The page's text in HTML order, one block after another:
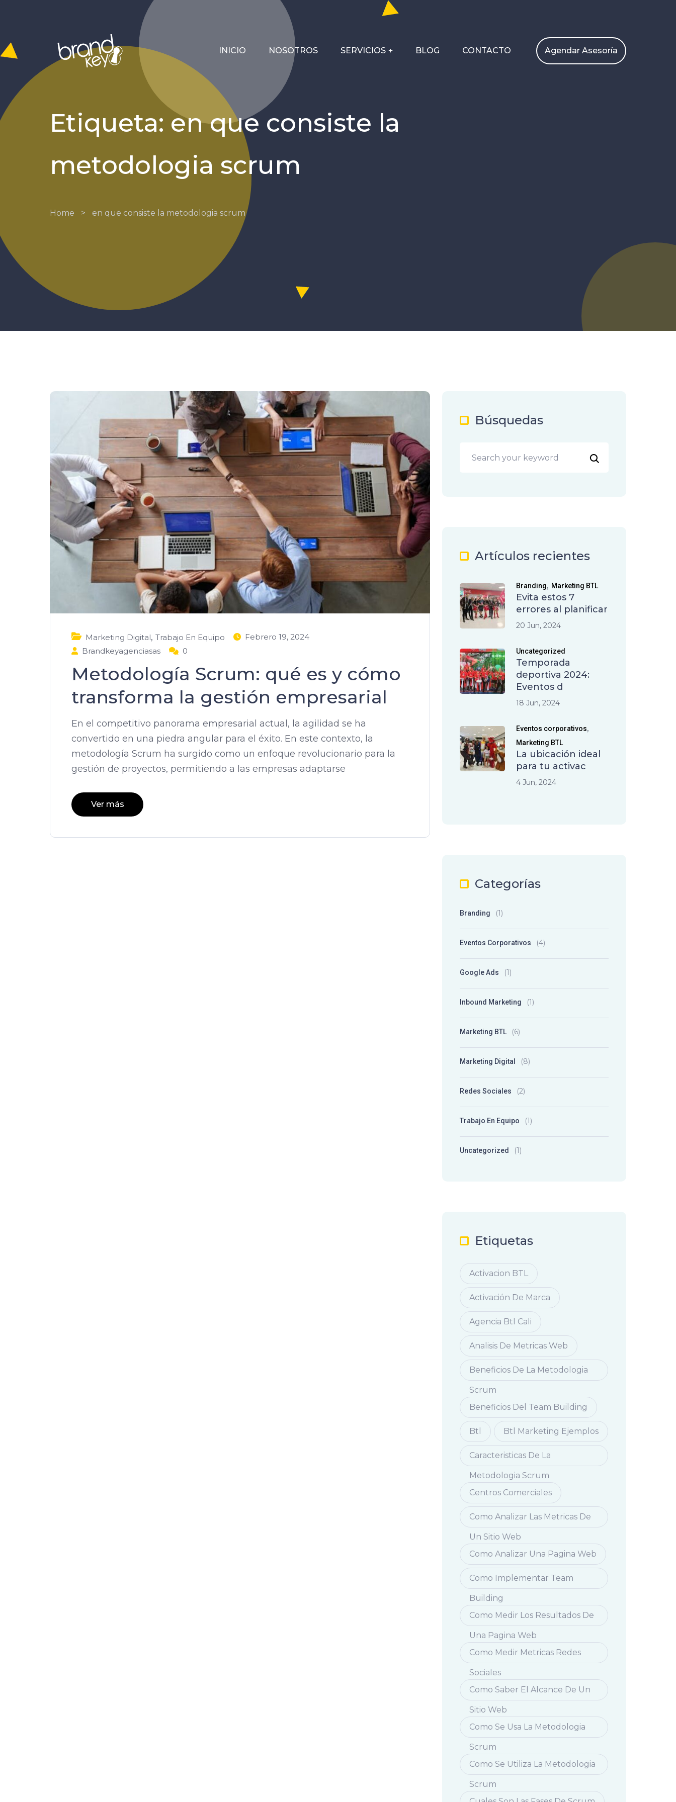
INICIO NOSOTROS SERVICIOS BLOG CONTACTO Agendar Asesoría
Etiqueta: en que consiste la
metodologia scrum
Home > en que consiste la metodologia scrum
Marketing Digital, Trabajo En Equipo
Febrero 19, 2024
Brandkeyagenciasas
0
Metodología Scrum: qué es y cómo
transforma la gestión empresarial
En el competitivo panorama empresarial actual, la agilidad se ha
convertido en una piedra angular para el éxito. En este contexto, la
metodología Scrum ha surgido como un enfoque revolucionario para la
gestión de proyectos, permitiendo a las empresas adaptarse
Ver más
Búsquedas
Artículos recientes
Branding, Marketing BTL
Evita estos 7
errores al planificar
20 Jun, 2024
Uncategorized
Temporada
deportiva 2024:
Eventos d
18 Jun, 2024
Eventos corporativos,
Marketing BTL
La ubicación ideal
para tu activac
4 Jun, 2024
Categorías
Branding (1)
Eventos Corporativos (4)
Google Ads (1)
Inbound Marketing (1)
Marketing BTL (6)
Marketing Digital (8)
Redes Sociales (2)
Trabajo En Equipo (1)
Uncategorized (1)
Etiquetas
Activacion BTL
Activación De Marca
Agencia Btl Cali
Analisis De Metricas Web
Beneficios De La Metodologia
Scrum
Beneficios Del Team Building
Btl Btl Marketing Ejemplos
Caracteristicas De La
Metodologia Scrum
Centros Comerciales
Como Analizar Las Metricas De
Un Sitio Web
Como Analizar Una Pagina Web
Como Implementar Team
Building
Como Medir Los Resultados De
Una Pagina Web
Como Medir Metricas Redes
Sociales
Como Saber El Alcance De Un
Sitio Web
Como Se Usa La Metodologia
Scrum
Como Se Utiliza La Metodologia
Scrum